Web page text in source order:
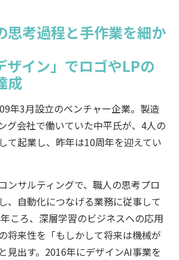
思考過程と手作業を細か
ザイン」でロゴやLPの
成
年3月設立のベンチャー企業。製造
グ会社で働いていた中平氏が、4人の
て起業し、昨年は10周年を迎えてい
ンサルティングで、職人の思考プロ
、自動化につなげる業務に従事して
ころ、深層学習のビジネスへの応用
将来性を「もしかして将来は機械が
見出す。2016年にデザインAI事業を